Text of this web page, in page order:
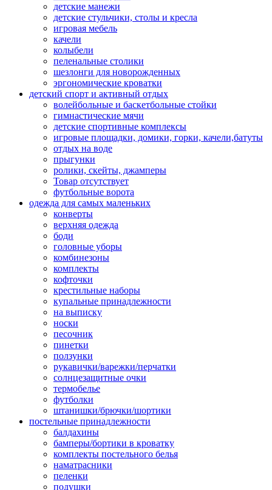
детские манежи
детские стульчики, столы и кресла
игровая мебель
качели
колыбели
пеленальные столики
шезлонги для новорожденных
эргономические кроватки
детский спорт и активный отдых
волейбольные и баскетбольные стойки
гимнастические мячи
детские спортивные комплексы
игровые площадки, домики, горки, качели,батуты
отдых на воде
прыгунки
ролики, скейты, джамперы
Товар отсутствует
футбольные ворота
одежда для самых маленьких
конверты
верхняя одежда
боди
головные уборы
комбинезоны
комплекты
кофточки
крестильные наборы
купальные принадлежности
на выписку
носки
песочник
пинетки
ползунки
рукавички/варежки/перчатки
солнцезащитные очки
термобелье
футболки
штанишки/брючки/шортики
постельные принадлежности
балдахины
бамперы/бортики в кроватку
комплекты постельного белья
наматрасники
пеленки
подушки